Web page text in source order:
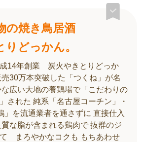
の焼き鳥居酒
りどっかん。
14年創業 炭火やきとりどっか
30万本突破した「つくね」が名
広い大地の養鶏場で「こだわりの
された 純系「名古屋コーチン」・
」を流通業者を通さずに 直接仕入
な脂が含まれる鶏肉で 抜群のジ
まろやかなコクも もちあわせ